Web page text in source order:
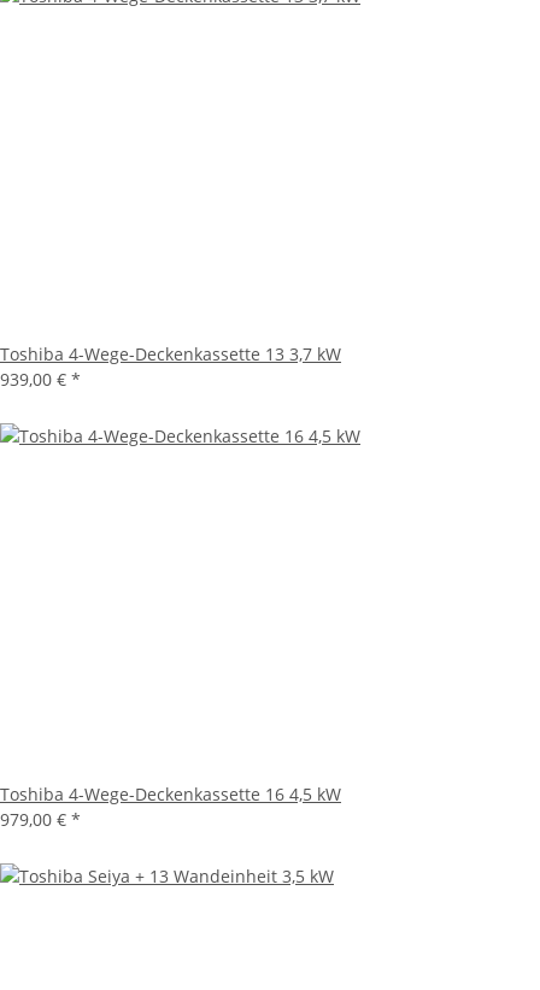
Toshiba 4-Wege-Deckenkassette 13 3,7 kW
939,00 € *
Toshiba 4-Wege-Deckenkassette 16 4,5 kW
979,00 € *